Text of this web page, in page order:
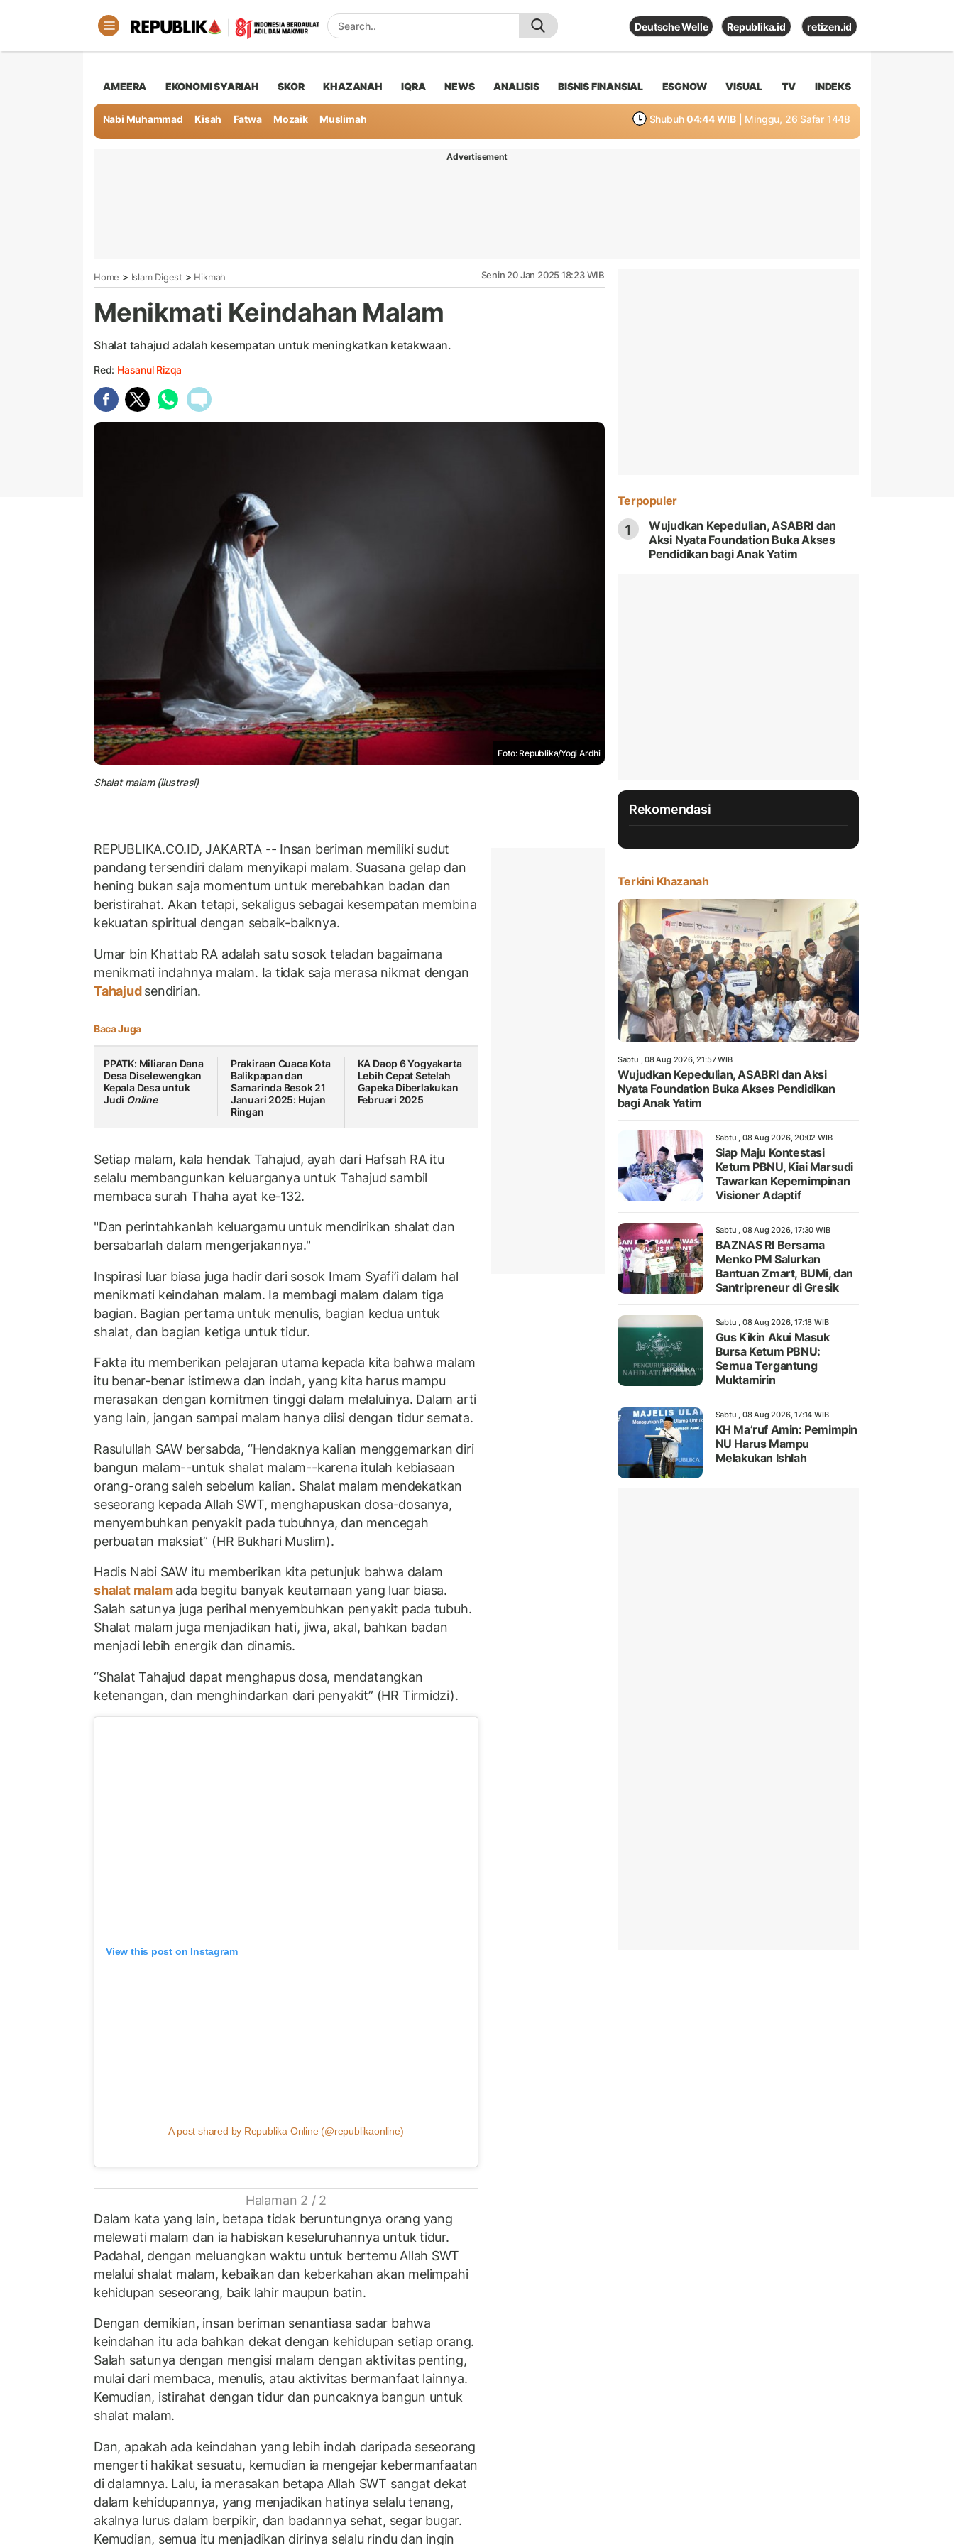
Deutsche Welle Republika.id retizen.id
AMEERA EKONOMI SYARIAH SKOR KHAZANAH IQRA NEWS ANALISIS BISNIS FINANSIAL ESGNOW VISUAL TV INDEKS
Nabi Muhammad Kisah Fatwa Mozaik Muslimah Shubuh 04:44 WIB | Minggu, 26 Safar 1448
Advertisement
Home > Islam Digest > Hikmah Senin 20 Jan 2025 18:23 WIB
Menikmati Keindahan Malam
Shalat tahajud adalah kesempatan untuk meningkatkan ketakwaan.
Red: Hasanul Rizqa
Foto: Republika/Yogi Ardhi
Shalat malam (ilustrasi)
REPUBLIKA.CO.ID, JAKARTA -- Insan beriman memiliki sudut
pandang tersendiri dalam menyikapi malam. Suasana gelap dan
hening bukan saja momentum untuk merebahkan badan dan
beristirahat. Akan tetapi, sekaligus sebagai kesempatan membina
kekuatan spiritual dengan sebaik-baiknya.
Umar bin Khattab RA adalah satu sosok teladan bagaimana
menikmati indahnya malam. Ia tidak saja merasa nikmat dengan
Tahajudsendirian.
Baca Juga
PPATK: Miliaran Dana
Desa Diselewengkan
Kepala Desa untuk
Judi Online
Prakiraan Cuaca Kota
Balikpapan dan
Samarinda Besok 21
Januari 2025: Hujan
Ringan
KA Daop 6 Yogyakarta
Lebih Cepat Setelah
Gapeka Diberlakukan
Februari 2025
Setiap malam, kala hendak Tahajud, ayah dari Hafsah RA itu
selalu membangunkan keluarganya untuk Tahajud sambil
membaca surah Thaha ayat ke-132.
"Dan perintahkanlah keluargamu untuk mendirikan shalat dan
bersabarlah dalam mengerjakannya."
Inspirasi luar biasa juga hadir dari sosok Imam Syafi’i dalam hal
menikmati keindahan malam. Ia membagi malam dalam tiga
bagian. Bagian pertama untuk menulis, bagian kedua untuk
shalat, dan bagian ketiga untuk tidur.
Fakta itu memberikan pelajaran utama kepada kita bahwa malam
itu benar-benar istimewa dan indah, yang kita harus mampu
merasakan dengan komitmen tinggi dalam melaluinya. Dalam arti
yang lain, jangan sampai malam hanya diisi dengan tidur semata.
Rasulullah SAW bersabda, “Hendaknya kalian menggemarkan diri
bangun malam--untuk shalat malam--karena itulah kebiasaan
orang-orang saleh sebelum kalian. Shalat malam mendekatkan
seseorang kepada Allah SWT, menghapuskan dosa-dosanya,
menyembuhkan penyakit pada tubuhnya, dan mencegah
perbuatan maksiat” (HR Bukhari Muslim).
Hadis Nabi SAW itu memberikan kita petunjuk bahwa dalam
shalat malamada begitu banyak keutamaan yang luar biasa.
Salah satunya juga perihal menyembuhkan penyakit pada tubuh.
Shalat malam juga menjadikan hati, jiwa, akal, bahkan badan
menjadi lebih energik dan dinamis.
“Shalat Tahajud dapat menghapus dosa, mendatangkan
ketenangan, dan menghindarkan dari penyakit” (HR Tirmidzi).
View this post on Instagram
A post shared by Republika Online (@republikaonline)
Halaman 2 / 2
Dalam kata yang lain, betapa tidak beruntungnya orang yang
melewati malam dan ia habiskan keseluruhannya untuk tidur.
Padahal, dengan meluangkan waktu untuk bertemu Allah SWT
melalui shalat malam, kebaikan dan keberkahan akan melimpahi
kehidupan seseorang, baik lahir maupun batin.
Dengan demikian, insan beriman senantiasa sadar bahwa
keindahan itu ada bahkan dekat dengan kehidupan setiap orang.
Salah satunya dengan mengisi malam dengan aktivitas penting,
mulai dari membaca, menulis, atau aktivitas bermanfaat lainnya.
Kemudian, istirahat dengan tidur dan puncaknya bangun untuk
shalat malam.
Dan, apakah ada keindahan yang lebih indah daripada seseorang
mengerti hakikat sesuatu, kemudian ia mengejar kebermanfaatan
di dalamnya. Lalu, ia merasakan betapa Allah SWT sangat dekat
dalam kehidupannya, yang menjadikan hatinya selalu tenang,
akalnya lurus dalam berpikir, dan badannya sehat, segar bugar.
Kemudian, semua itu menjadikan dirinya selalu rindu dan ingin
Terpopuler
1
Wujudkan Kepedulian, ASABRI dan
Aksi Nyata Foundation Buka Akses
Pendidikan bagi Anak Yatim
Rekomendasi
Terkini Khazanah
Sabtu , 08 Aug 2026, 21:57 WIB
Wujudkan Kepedulian, ASABRI dan Aksi
Nyata Foundation Buka Akses Pendidikan
bagi Anak Yatim
Sabtu , 08 Aug 2026, 20:02 WIB
Siap Maju Kontestasi
Ketum PBNU, Kiai Marsudi
Tawarkan Kepemimpinan
Visioner Adaptif
Sabtu , 08 Aug 2026, 17:30 WIB
BAZNAS RI Bersama
Menko PM Salurkan
Bantuan Zmart, BUMi, dan
Santripreneur di Gresik
Sabtu , 08 Aug 2026, 17:18 WIB
Gus Kikin Akui Masuk
Bursa Ketum PBNU:
Semua Tergantung
Muktamirin
Sabtu , 08 Aug 2026, 17:14 WIB
KH Ma’ruf Amin: Pemimpin
NU Harus Mampu
Melakukan Ishlah